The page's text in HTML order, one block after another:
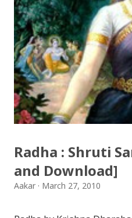
भैलो)- सुरसुधा नोट: यी अपलोड
प्रायोजनको लागि प्रयोग नगर्न
गितहरुलाई हामीले यहाँ एकै ठाउँमा
हौँ । तपाई यदि यी गित संगितको
हटाउनुपर्ने भए जानकारी
हार्दिक मंगलमय शुभकामना व्यक्त
Radha : Shruti
and Download]
Aakar March 27, 2010